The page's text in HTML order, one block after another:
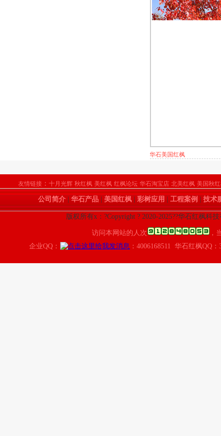
华石美国红枫
友情链接 ： 十月光辉 秋红枫 美红枫 红枫论坛 华石淘宝店 北美红枫 美国秋
公司简介 华石产品 美国红枫 彩树应用 工程案例 技术
版权所有x：?Copyright ? 2020-2025??华石红枫科
访问本网站的人次
，
企业QQ：
：4006168511 华石红枫QQ